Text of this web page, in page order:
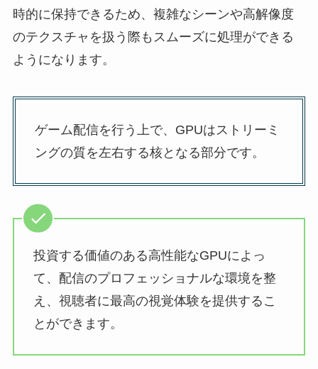
時的に保持できるため、複雑なシーンや高解像度
のテクスチャを扱う際もスムーズに処理ができる
ようになります。
ゲーム配信を行う上で、GPUはストリーミ
ングの質を左右する核となる部分です。
投資する価値のある高性能なGPUによっ
て、配信のプロフェッショナルな環境を整
え、視聴者に最高の視覚体験を提供するこ
とができます。